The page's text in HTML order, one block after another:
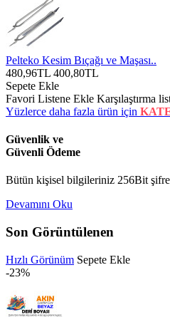
Pelteko Kesim Bıçağı ve Maşası..
480,96TL 400,80TL
Sepete Ekle
Favori Listene Ekle Karşılaştırma
Yüzlerce daha fazla ürün için
Güvenlik ve
Güvenli Ödeme
Bütün kişisel bilgileriniz 256Bit
Devamını Oku
Son Görüntülenen
Hızlı Görünüm Sepete Ekle
-23%